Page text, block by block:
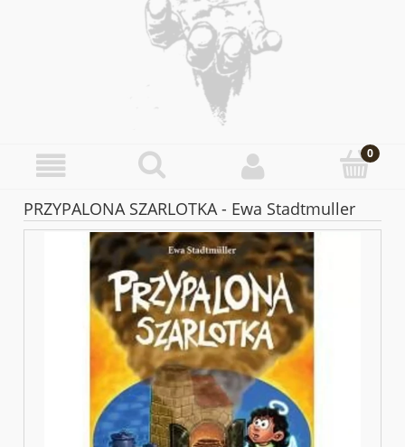
PRZYPALONA SZARLOTKA - Ewa Stadtmuller